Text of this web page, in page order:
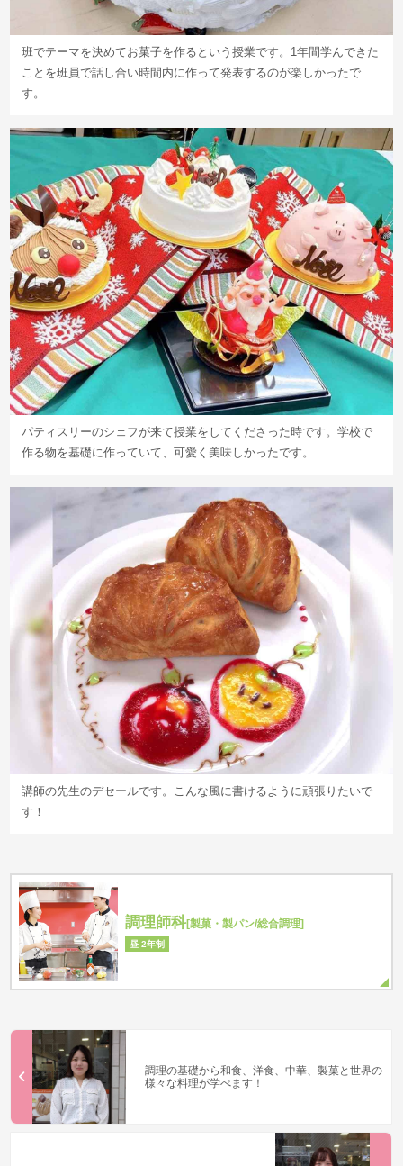
班でテーマを決めてお菓子を作るという授業です。1年間学んできた
ことを班員で話し合い時間内に作って発表するのが楽しかったで
す。
パティスリーのシェフが来て授業をしてくださった時です。学校で
作る物を基礎に作っていて、可愛く美味しかったです。
講師の先生のデセールです。こんな風に書けるように頑張りたいで
す！
調理師科[製菓・製パン/総合調理]
昼 2年制
調理の基礎から和食、洋食、中華、製菓と世界の
様々な料理が学べます！